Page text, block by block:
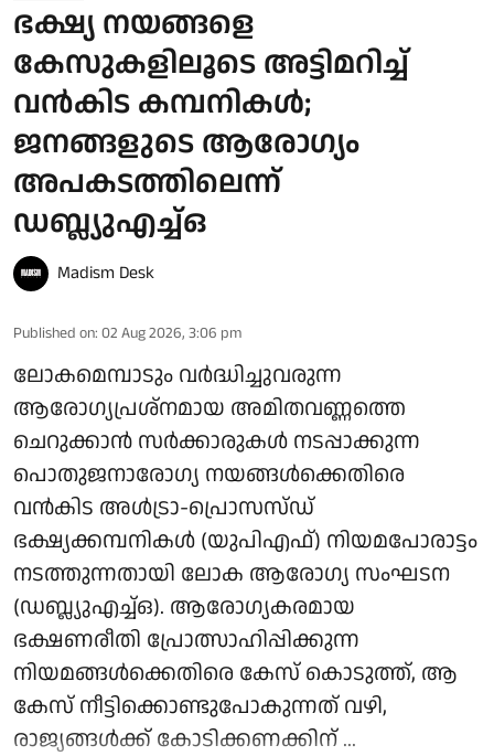
ഭക്ഷ്യ നയങ്ങളെ
കേസുകളിലൂടെ അട്ടിമറിച്ച്
വൻകിട കമ്പനികൾ;
ജനങ്ങളുടെ ആരോഗ്യം
അപകടത്തിലെന്ന്
ഡബ്ല്യുഎച്ച്ഒ
Madism Desk
Published on: 02 Aug 2026, 3:06 pm
ലോകമെമ്പാടും വര്‍ദ്ധിച്ചുവരുന്ന
ആരോഗ്യപ്രശ്‌നമായ അമിതവണ്ണത്തെ
ചെറുക്കാന്‍ സര്‍ക്കാരുകള്‍ നടപ്പാക്കുന്ന
പൊതുജനാരോഗ്യ നയങ്ങള്‍ക്കെതിരെ
വന്‍കിട അള്‍ട്രാ-പ്രൊസസ്ഡ്
ഭക്ഷ്യക്കമ്പനികള്‍ (യുപിഎഫ്) നിയമപോരാട്ടം
നടത്തുന്നതായി ലോക ആരോഗ്യ സംഘടന
(ഡബ്ല്യുഎച്ച്ഒ). ആരോഗ്യകരമായ
ഭക്ഷണരീതി പ്രോത്സാഹിപ്പിക്കുന്ന
നിയമങ്ങള്‍ക്കെതിരെ കേസ് കൊടുത്ത്, ആ
കേസ് നീട്ടിക്കൊണ്ടുപോകുന്നത് വഴി,
രാജ്യങ്ങള്‍ക്ക് കോടിക്കണക്കിന് ...